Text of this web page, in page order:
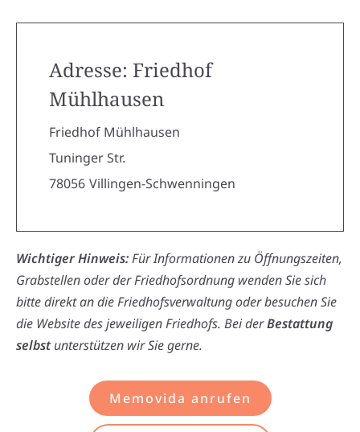
Adresse: Friedhof
Mühlhausen
Friedhof Mühlhausen
Tuninger Str.
78056 Villingen-Schwenningen
Wichtiger Hinweis:Für Informationen zu Öffnungszeiten,
Grabstellen oder der Friedhofsordnung wenden Sie sich
bitte direkt an die Friedhofsverwaltung oder besuchen Sie
die Website des jeweiligen Friedhofs. Bei derBestattung
selbstunterstützen wir Sie gerne.
Memovida anrufen